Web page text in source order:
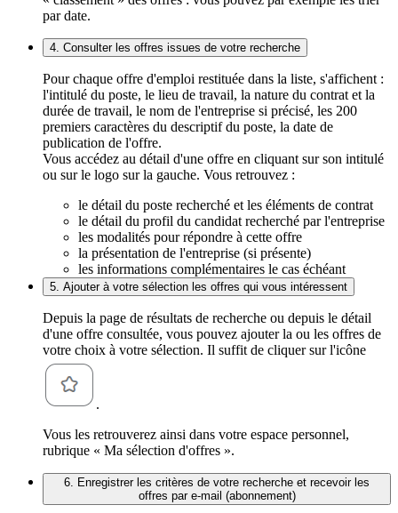
par date.
4. Consulter les offres issues de votre recherche
Pour chaque offre d'emploi restituée dans la liste, s'affichent :
l'intitulé du poste, le lieu de travail, la nature du contrat et la
durée de travail, le nom de l'entreprise si précisé, les 200
premiers caractères du descriptif du poste, la date de
publication de l'offre.
Vous accédez au détail d'une offre en cliquant sur son intitulé
ou sur le logo sur la gauche. Vous retrouvez :
le détail du poste recherché et les éléments de contrat
le détail du profil du candidat recherché par l'entreprise
les modalités pour répondre à cette offre
la présentation de l'entreprise (si présente)
les informations complémentaires le cas échéant
5. Ajouter à votre sélection les offres qui vous intéressent
Depuis la page de résultats de recherche ou depuis le détail
d'une offre consultée, vous pouvez ajouter la ou les offres de
votre choix à votre sélection. Il suffit de cliquer sur l'icône
.
Vous les retrouverez ainsi dans votre espace personnel,
rubrique « Ma sélection d'offres ».
6. Enregistrer les critères de votre recherche et recevoir les
offres par e-mail (abonnement)